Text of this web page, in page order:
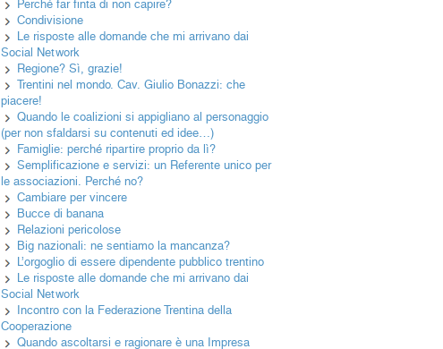
Perché far finta di non capire?
Condivisione
Le risposte alle domande che mi arrivano dai
Social Network
Regione? Sì, grazie!
Trentini nel mondo. Cav. Giulio Bonazzi: che
piacere!
Quando le coalizioni si appigliano al personaggio
(per non sfaldarsi su contenuti ed idee…)
Famiglie: perché ripartire proprio da lì?
Semplificazione e servizi: un Referente unico per
le associazioni. Perché no?
Cambiare per vincere
Bucce di banana
Relazioni pericolose
Big nazionali: ne sentiamo la mancanza?
L’orgoglio di essere dipendente pubblico trentino
Le risposte alle domande che mi arrivano dai
Social Network
Incontro con la Federazione Trentina della
Cooperazione
Quando ascoltarsi e ragionare è una Impresa